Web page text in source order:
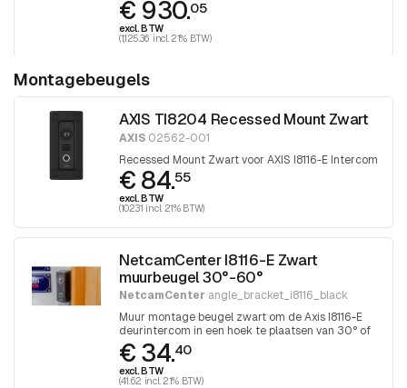
€ 930.05
excl. BTW
(1,125.36 incl. 21% BTW)
Montagebeugels
AXIS TI8204 Recessed Mount Zwart
AXIS 02562-001
Recessed Mount Zwart voor AXIS I8116-E Intercom
€ 84.55
excl. BTW
(102.31 incl. 21% BTW)
NetcamCenter I8116-E Zwart
muurbeugel 30°-60°
NetcamCenter angle_bracket_i8116_black
Muur montage beugel zwart om de Axis I8116-E
deurintercom in een hoek te plaatsen van 30° of
60°
€ 34.40
excl. BTW
(41.62 incl. 21% BTW)